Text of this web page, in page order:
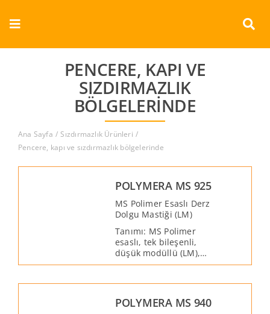
Toggle
Navigation
Kurumsal
Dokümanlar
Referanslar
Türkçe
PENCERE, KAPI VE
SIZDIRMAZLIK
BÖLGELERINDE
Ana Sayfa
Sızdırmazlık Ürünleri
Pencere, kapı ve sızdırmazlık bölgelerinde
POLYMERA MS 925
MS Polimer Esaslı Derz
Dolgu Mastiği (LM)
Tanımı: MS Polimer
esaslı, tek bileşenli,
düşük modüllü (LM),
elastik, solvent ve
hibrid yapı derz dolgu
mastiğidir.
POLYMERA MS 940